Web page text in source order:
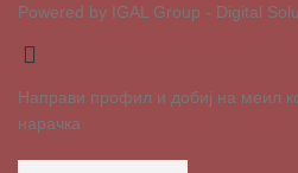
Powered by IGAL Group - Digital
Направи профил и добиј на меил
нарачка